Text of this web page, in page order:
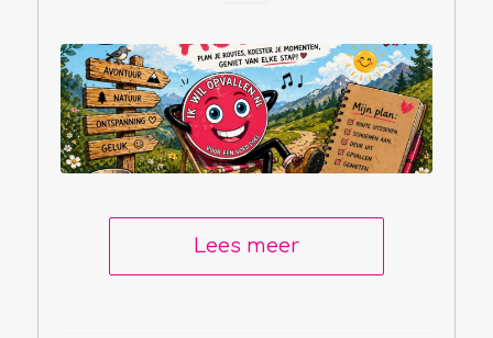
Lees meer